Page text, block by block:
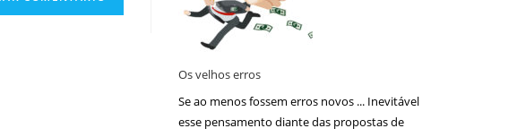
Os velhos erros
Se ao menos fossem erros novos ... Inevitável
esse pensamento diante das propostas de